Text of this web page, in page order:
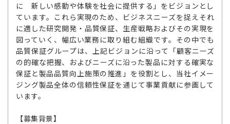
に 新しい感動や体験を社会に提供する」をビジョンとし
ています。これら実現のため、ビジネスニーズを捉えそれ
に適した研究開発・品質保証、生産戦略およびその実現を
図っていく、幅広い業務に取り組む組織です。その中でも
品質保証グループは、上記ビジョンに沿って「顧客ニーズ
の的確な把握、およびニーズに沿った製品に対する確実な
保証と製品品質向上施策の推進」を役割とし、当社イメー
ジング製品全体の信頼性保証を通じて事業貢献に参画して
います。
【募集背景】